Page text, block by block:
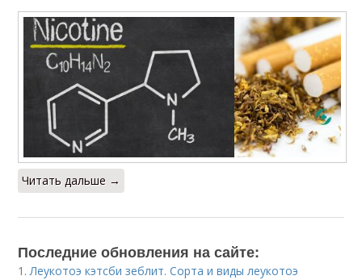
Читать дальше →
Последние обновления на сайте:
1.Леукотоэ кэтсби зеблит. Сорта и виды леукотоэ